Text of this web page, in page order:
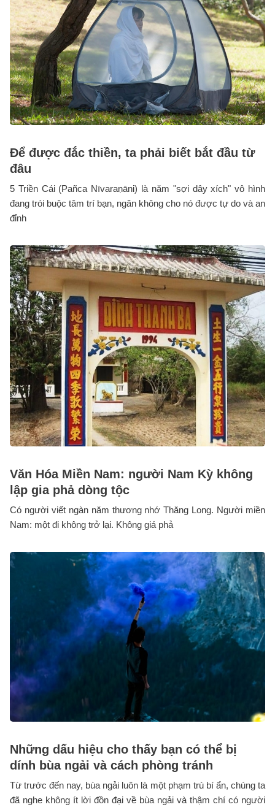
Để được đắc thiền, ta phải biết bắt đầu từ
đâu
5 Triền Cái (Pañca Nīvaraṇāni) là năm "sợi dây xích" vô hình
đang trói buộc tâm trí bạn, ngăn không cho nó được tự do và an
đỉnh
Văn Hóa Miền Nam: người Nam Kỳ không
lập gia phả dòng tộc
Có người viết ngàn năm thương nhớ Thăng Long. Người miền
Nam: một đi không trở lại. Không giá phả
Những dấu hiệu cho thấy bạn có thể bị
dính bùa ngải và cách phòng tránh
Từ trước đến nay, bùa ngải luôn là một phạm trù bí ẩn, chúng ta
đã nghe không ít lời đồn đại về bùa ngải và thậm chí có người